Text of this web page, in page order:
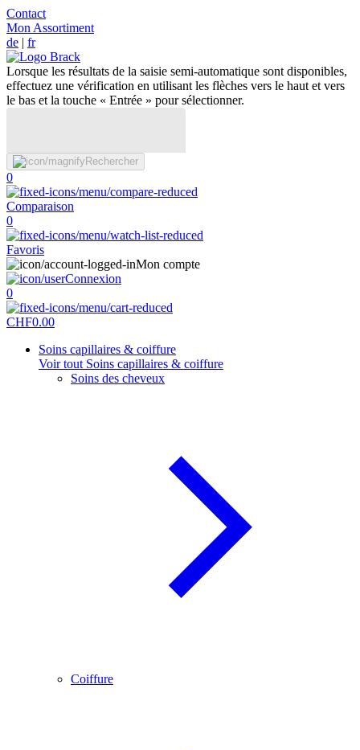
Contact
Mon Assortiment
de | fr
Lorsque les résultats de la saisie semi-automatique sont disponibles,
effectuez une vérification en utilisant les flèches vers le haut et vers
le bas et la touche « Entrée » pour sélectionner.
Rechercher
0
Comparaison
0
Favoris
Mon compte
Connexion
0
CHF0.00
Soins capillaires & coiffure
Voir tout Soins capillaires & coiffure
Soins des cheveux
Coiffure